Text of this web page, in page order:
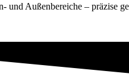
und Außenbereiche – präzise